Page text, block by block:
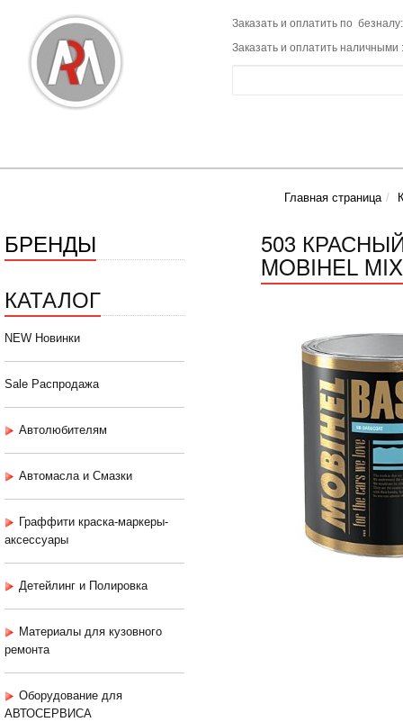
Заказать и оплатить по
Заказать и оплатить наличными
Главная страница
БРЕНДЫ
КАТАЛОГ
NEW Новинки
Sale Распродажа
Автолюбителям
Автомасла и Смазки
Граффити краска-маркеры-
аксессуары
Детейлинг и Полировка
Материалы для кузовного
ремонта
Оборудование для
АВТОСЕРВИСА
503
MOBIHEL